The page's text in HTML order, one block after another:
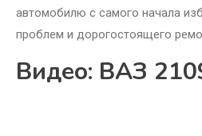
автомобилю с самого начала
проблем и дорогостоящего
Видео: ВАЗ